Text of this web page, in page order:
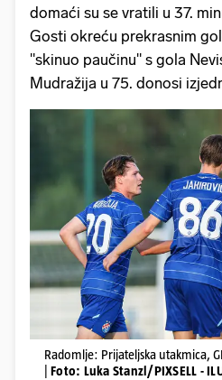
domaći su se vratili u 37.
Gosti okreću prekrasnim
"skinuo paučinu" s gola
Mudražija u 75. donosi
Radomlje: Prijateljska utakmica,
Foto: Luka Stanzl/PIXSELL -